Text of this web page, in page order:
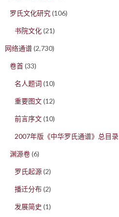
罗氏文化研究(106)
书院文化(21)
网络通谱(2,730)
卷首(33)
名人题词 (10)
重要图文(12)
前言序文(10)
2007年版《中华罗氏通谱》总目录
渊源卷(6)
罗氏起源(2)
播迁分布(2)
发展简史 (1)